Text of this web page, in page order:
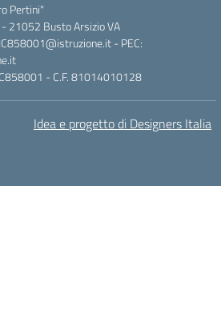
Pertini"
21052 Busto Arsizio VA
- PEC:
- C.F. 81014010128
Idea e progetto di Designers Italia